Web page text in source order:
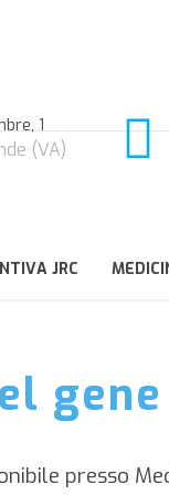
1
(VA)
JRC
gene
presso